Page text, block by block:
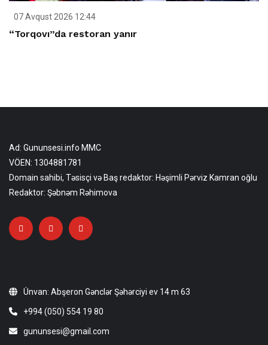
07 Avqust 2026 12:44
“Torqovı”da restoran yanır
Ad: Gununsesi.info MMC
VÖEN: 1304881781
Domain sahibi, Təsisçi və Baş redaktor: Həşimli Pərviz Kamran oğlu
Redaktor: Şəbnəm Rəhimova
Ünvan: Abşeron Gənclər Şəhərciyi ev 14 m 63
+994 (050) 554 19 80
gununsesi@gmail.com